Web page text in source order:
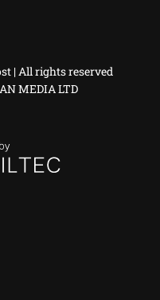
| All rights reserved
MEDIA LTD